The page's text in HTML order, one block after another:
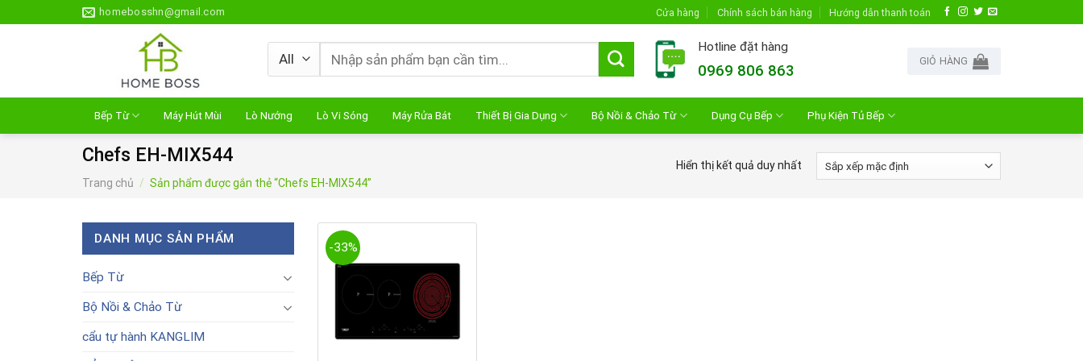
to
homebosshn@gmail.com Cửa hàng Chính sách bán hàng Hướng dẫn thanh toán
Tìm
kiếm:
Hotline đặt hàng
0969 806 863
GIỎ HÀNG
Bếp Từ Máy Hút Mùi Lò Nướng Lò Vi Sóng Máy Rửa Bát Thiết Bị Gia Dụng Bộ Nồi & Chảo Từ Dụng Cụ Bếp Phụ Kiện Tủ Bếp
Chefs EH-MIX544
Trang chủ / Sản phẩm được gắn thẻ “Chefs EH-MIX544”
Hiển thị kết quả duy nhất
DANH MỤC SẢN PHẨM
Bếp Từ
Bộ Nồi & Chảo Từ
cẩu tự hành KANGLIM
-33%